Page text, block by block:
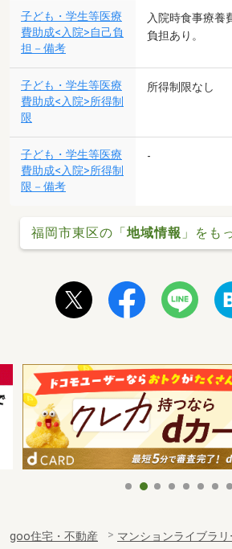
子ども・学生等医療
費助成<入院>自己負
担－備考
入院時食事療養
負担あり。
子ども・学生等医療
費助成<入院>所得制
限
所得制限なし
子ども・学生等医療
費助成<入院>所得制
限－備考
-
福岡市東区の「地域情報 」をも
goo住宅・不動産 マンションライブラリ